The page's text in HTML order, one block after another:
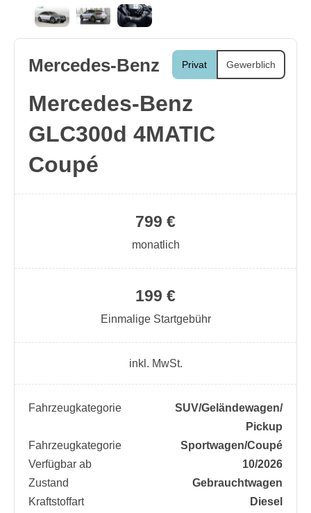
Privat Gewerblich
Mercedes-Benz
Mercedes-Benz
GLC300d 4MATIC
Coupé
199 €
Einmalige Startgebühr
799 €
monatlich
inkl. MwSt.
Fahrzeugkategorie
SUV/​Geländewagen/​
Pickup
Fahrzeugkategorie
Sportwagen/​Coupé
Verfügbar ab
10/2026
Zustand
Gebrauchtwagen
Kraftstoffart
Diesel